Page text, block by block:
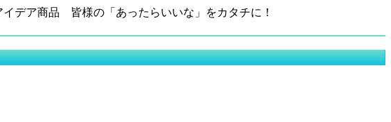
ア商品 皆様の「あったらいいな」をカタチに！